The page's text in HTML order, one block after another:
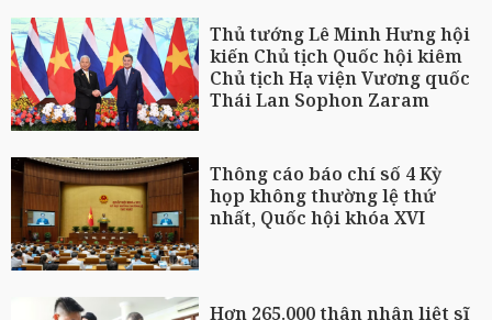
Thủ tướng Lê Minh Hưng hội
kiến Chủ tịch Quốc hội kiêm
Chủ tịch Hạ viện Vương quốc
Thái Lan Sophon Zaram
Thông cáo báo chí số 4 Kỳ
họp không thường lệ thứ
nhất, Quốc hội khóa XVI
Hơn 265.000 thân nhân liệt sĩ